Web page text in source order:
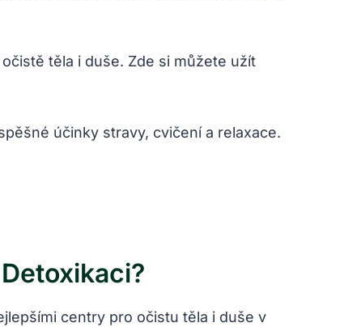
těla i duše. Zde si můžete užít
účinky stravy, cvičení a relaxace.
centry pro očistu těla i duše v